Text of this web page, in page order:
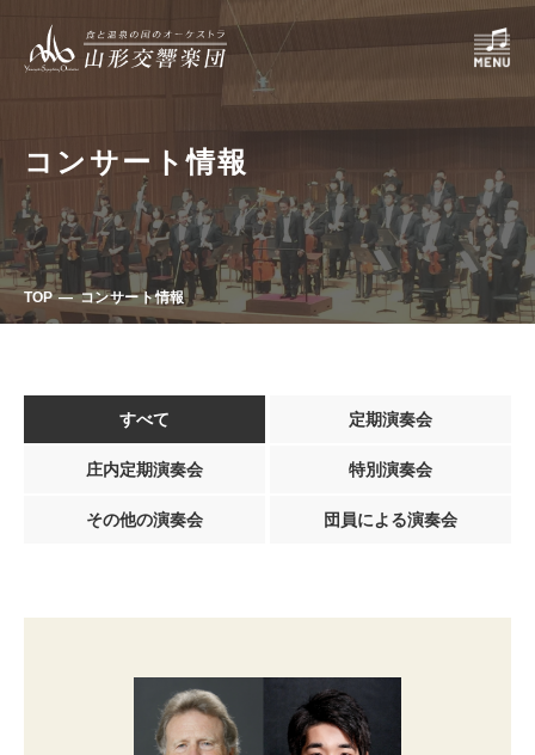
コンサート情報
TOP コンサート情報
すべて 定期演奏会
庄内定期演奏会 特別演奏会
その他の演奏会 団員による演奏会